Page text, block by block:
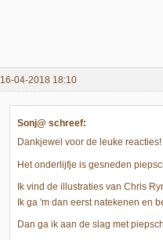
16-04-2018 18:10
Sonj@ schreef:
Dankjewel voor de leuke reacties!
Het onderlijfje is gesneden
Ik vind de illustraties van Chris
Ik ga 'm dan eerst natekenen en
Dan ga ik aan de slag met